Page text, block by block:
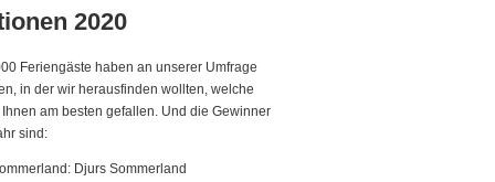
2020
Feriengäste haben an unserer Umfrage
in der wir herausfinden wollten, welche
am besten gefallen. Und die Gewinner
sind:
Djurs Sommerland